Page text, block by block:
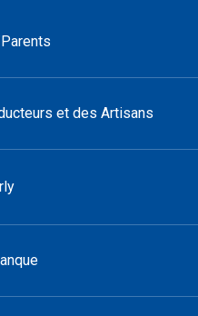
et des Artisans